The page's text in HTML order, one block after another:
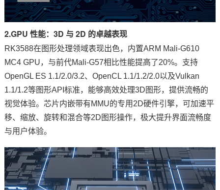
2.GPU 性能：3D 与 2D 的卓越表现
RK3588在图形处理领域表现出色，内置ARM Mali-G610
MC4 GPU，与前代Mali-G57相比性能提高了20%。支持
OpenGL ES 1.1/2.0/3.2、OpenCL 1.1/1.2/2.0以及Vulkan
1.1/1.2等图形API标准，能够高效处理3D图形，提供流畅的
视觉体验。 芯片内嵌带有MMU的专用2D硬件引擎，可加速平
移、缩放、旋转和混合等2D图形操作，极大提升界面流畅度
与用户体验。